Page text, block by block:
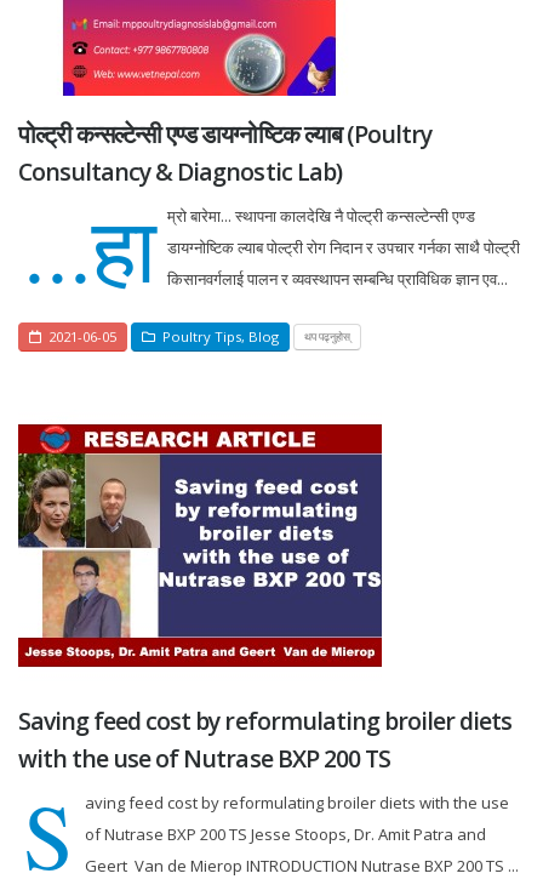
पोल्ट्री कन्सल्टेन्सी एण्ड डायग्नोष्टिक ल्याब (Poultry
Consultancy & Diagnostic Lab)
...हा म्रो बारेमा... स्थापना कालदेखि नै पोल्ट्री कन्सल्टेन्सी एण्ड
डायग्नोष्टिक ल्याब पोल्ट्री रोग निदान र उपचार गर्नका साथै पोल्ट्री
किसानवर्गलाई पालन र व्यवस्थापन सम्बन्धि प्राविधिक ज्ञान एव...
2021-06-05 Poultry Tips, Blog थप पढ्नुहोस्
Saving feed cost by reformulating broiler diets
with the use of Nutrase BXP 200 TS
S
aving feed cost by reformulating broiler diets with the use
of Nutrase BXP 200 TS Jesse Stoops, Dr. Amit Patra and
Geert Van de Mierop INTRODUCTION Nutrase BXP 200 TS ...